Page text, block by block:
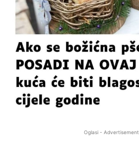
Oglasi - Advertisement